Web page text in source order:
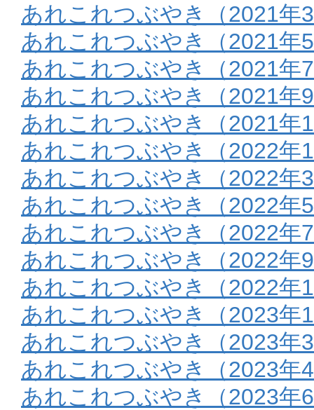
あれこれつぶやき（2021年
あれこれつぶやき（2021年
あれこれつぶやき（2021年
あれこれつぶやき（2021年
あれこれつぶやき（2021年
あれこれつぶやき（2022年
あれこれつぶやき（2022年
あれこれつぶやき（2022年
あれこれつぶやき（2022年
あれこれつぶやき（2022年
あれこれつぶやき（2022年
あれこれつぶやき（2023年
あれこれつぶやき（2023年
あれこれつぶやき（2023年
あれこれつぶやき（2023年